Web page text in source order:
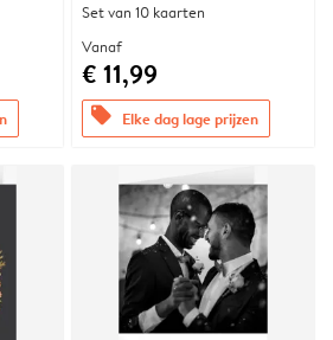
Set van 10 kaarten
Vanaf
€ 11,99
offers Elke dag lage prijzen